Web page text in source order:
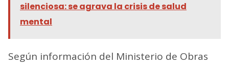
silenciosa: se agrava la crisis de salud
mental
Según información del Ministerio de Obras